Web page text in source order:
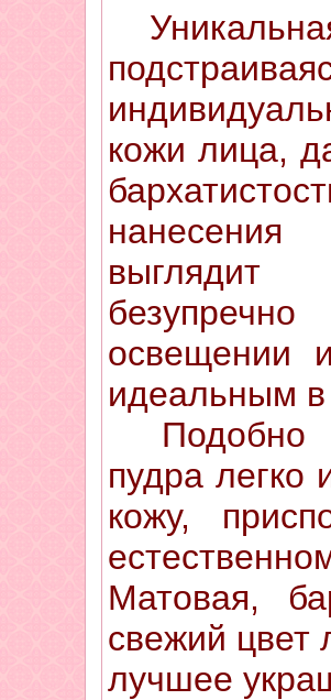
кожи лица,
выглядит
освещении
идеальным
Подобно
пудра легко
кожу,
Матовая,
свежий цвет
лучшее